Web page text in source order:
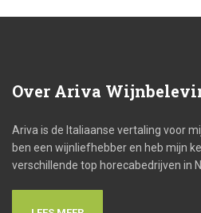
Over Ariva
Ariva is de Italiaanse vertaling voor
ben een wijnliefhebber en heb mijn
verschillende top horecabedrijven in